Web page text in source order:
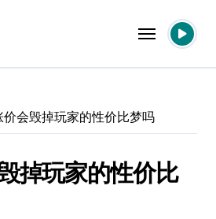
价会毁掉玩家的性价比梦吗
掉玩家的性价比